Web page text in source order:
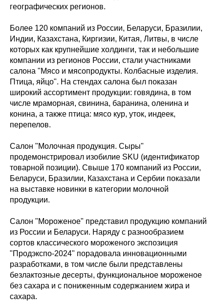
географических регионов.
Более 120 компаний из России, Беларуси, Бразилии,
Индии, Казахстана, Киргизии, Китая, Литвы, в числе
которых как крупнейшие холдинги, так и небольшие
компании из регионов России, стали участниками
салона "Мясо и мясопродукты. Колбасные изделия.
Птица, яйцо". На стендах салона был показан
широкий ассортимент продукции: говядина, в том
числе мраморная, свинина, баранина, оленина и
конина, а также птица: мясо кур, уток, индеек,
перепелов.
Салон "Молочная продукция. Сыры"
продемонстрировал изобилие SKU (идентификатор
товарной позиции). Свыше 170 компаний из России,
Беларуси, Бразилии, Казахстана и Сербии показали
на выставке новинки в категории молочной
продукции.
Салон "Мороженое" представил продукцию компаний
из России и Беларуси. Наряду с разнообразием
сортов классического мороженого экспозиция
"Продэкспо-2024" порадовала инновационными
разработками, в том числе были представлены
безлактозные десерты, функциональное мороженое
без сахара и с пониженным содержанием жира и
сахара.